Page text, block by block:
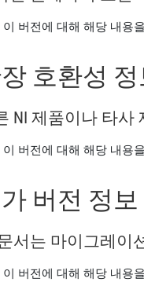
이 버전에 대해 해당 내용
호환성 정
NI 제품이나 타
이 버전에 대해 해당 내용
버전 정보
서는 마이그레이
이 버전에 대해 해당 내용